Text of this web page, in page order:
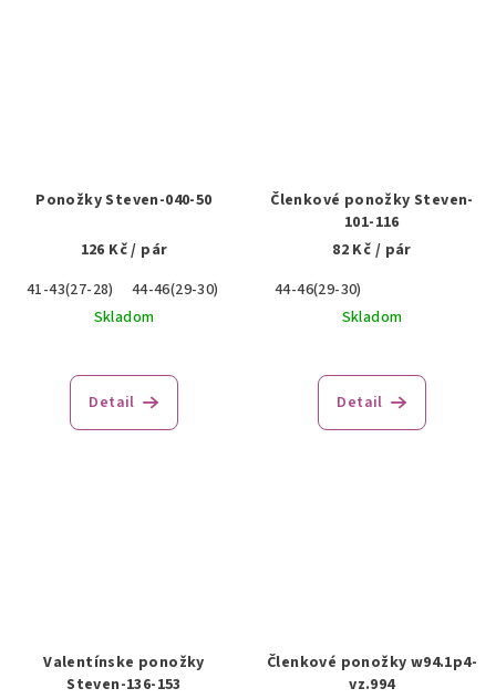
Ponožky Steven-040-50
126 Kč/ pár
41-43(27-28)
44-46(29-30)
Skladom
Detail
Členkové ponožky Steven-
101-116
82 Kč / pár
44-46(29-30)
Skladom
Detail
Valentínske ponožky
Steven-136-153
Členkové ponožky w94.1p4-
vz.994